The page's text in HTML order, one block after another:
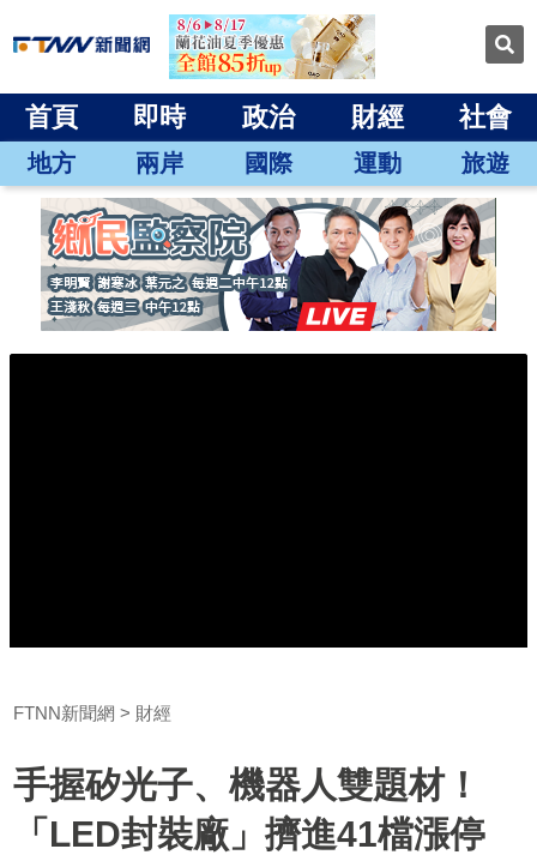
首頁 即時 政治 財經 社會
地方 兩岸 國際 運動 旅遊
FTNN新聞網 財經
手握矽光子、機器人雙題材！
「LED封裝廠」擠進41檔漲停